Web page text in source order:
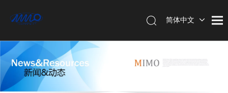
简体中文